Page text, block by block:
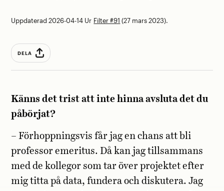
Uppdaterad 2026-04-14 Ur Filter #91 (27 mars 2023).
DELA
Känns det trist att inte hinna avsluta det du
påbörjat?
– Förhoppningsvis får jag en chans att bli
professor emeritus. Då kan jag tillsammans
med de kollegor som tar över projektet efter
mig titta på data, fundera och diskutera. Jag